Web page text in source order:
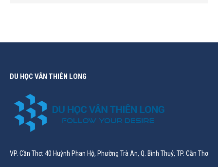
DU HỌC VÂN THIÊN LONG
VP. Cần Thơ: 40 Huỳnh Phan Hộ, Phường Trà An, Q. Bình Thuỷ, TP. Cần Thơ